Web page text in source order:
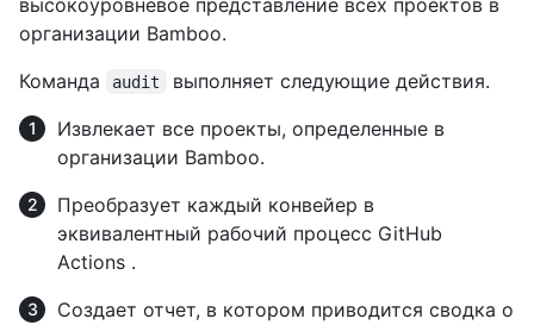
организации Bamboo.
Команда
audit
выполняет следующие действия.
Извлекает все проекты, определенные в
организации Bamboo.
Преобразует каждый конвейер в
эквивалентный рабочий процесс GitHub
Actions .
Создает отчет, в котором приводится сводка о